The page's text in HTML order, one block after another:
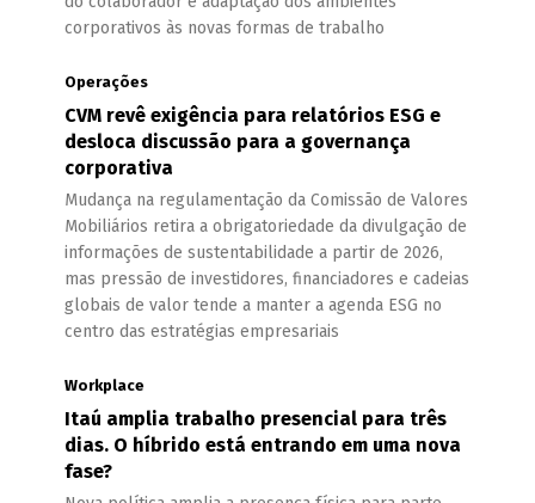
corporativos às novas formas de trabalho
Operações
CVM revê exigência para relatórios ESG e
desloca discussão para a governança
corporativa
Mudança na regulamentação da Comissão de Valores
Mobiliários retira a obrigatoriedade da divulgação de
informações de sustentabilidade a partir de 2026,
mas pressão de investidores, financiadores e cadeias
globais de valor tende a manter a agenda ESG no
centro das estratégias empresariais
Workplace
Itaú amplia trabalho presencial para três
dias. O híbrido está entrando em uma nova
fase?